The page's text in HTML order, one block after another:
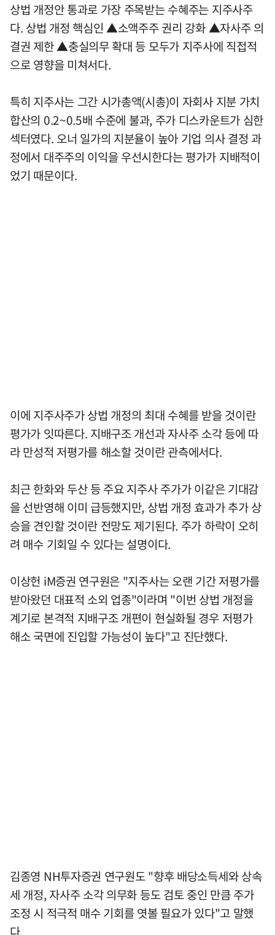
상법 개정안 통과로 가장 주목받는 수혜주는 지주사주
다. 상법 개정 핵심인 ▲소액주주 권리 강화 ▲자사주 의
결권 제한 ▲충실의무 확대 등 모두가 지주사에 직접적
으로 영향을 미쳐서다.
특히 지주사는 그간 시가총액(시총)이 자회사 지분 가치
합산의 0.2~0.5배 수준에 불과, 주가 디스카운트가 심한
섹터였다. 오너 일가의 지분율이 높아 기업 의사 결정 과
정에서 대주주의 이익을 우선시한다는 평가가 지배적이
었기 때문이다.
이에 지주사주가 상법 개정의 최대 수혜를 받을 것이란
평가가 잇따른다. 지배구조 개선과 자사주 소각 등에 따
라 만성적 저평가를 해소할 것이란 관측에서다.
최근 한화와 두산 등 주요 지주사 주가가 이같은 기대감
을 선반영해 이미 급등했지만, 상법 개정 효과가 추가 상
승을 견인할 것이란 전망도 제기된다. 주가 하락이 오히
려 매수 기회일 수 있다는 설명이다.
이상헌 iM증권 연구원은 "지주사는 오랜 기간 저평가를
받아왔던 대표적 소외 업종"이라며 "이번 상법 개정을
계기로 본격적 지배구조 개편이 현실화될 경우 저평가
해소 국면에 진입할 가능성이 높다"고 진단했다.
김종영 NH투자증권 연구원도 "향후 배당소득세와 상속
세 개정, 자사주 소각 의무화 등도 검토 중인 만큼 주가
조정 시 적극적 매수 기회를 엿볼 필요가 있다"고 말했